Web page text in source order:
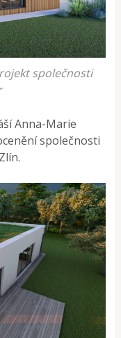
společnosti
Anna-Marie
společnosti